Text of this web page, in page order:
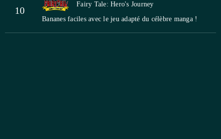
10
Fairy Tale: Hero's Journey
Bananes faciles avec le jeu adapté du célèbre manga !